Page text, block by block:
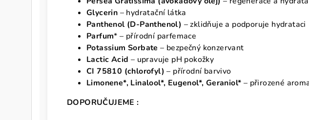
Glycerin – hydratační látka
Panthenol (D-Panthenol) – zklidňuje a podporuje hydrataci
Parfum* – přírodní parfemace
Potassium Sorbate – bezpečný konzervant
Lactic Acid – upravuje pH pokožky
CI 75810 (chlorofyl) – přírodní barvivo
Limonene*, Linalool*, Eugenol*, Geraniol* – přirozené
DOPORUČUJEME :